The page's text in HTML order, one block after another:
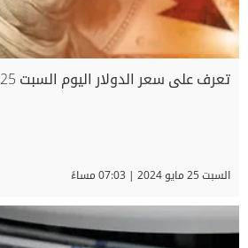
تعرف على سعر الدولار اليوم السبت 25 مايو 2024
السبت 25 مايو 2024 | 07:03 مساءً